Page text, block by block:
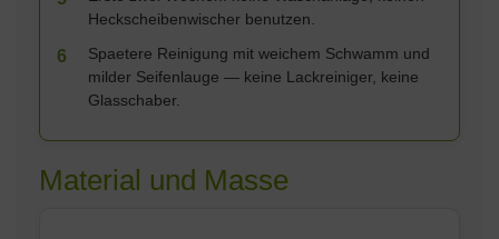
Heckscheibenwischer benutzen.
6
Spaetere Reinigung mit weichem Schwamm und
milder Seifenlauge — keine Lackreiniger, keine
Glasschaber.
Material und Masse